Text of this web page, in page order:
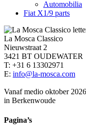
Automobilia
Fiat X1/9 parts
La Mosca Classico
Nieuwstraat 2
3421 BT OUDEWATER
T: +31 6 13302971
E: info@la-mosca.com
Vanaf medio oktober
in Berkenwoude
Pagina’s